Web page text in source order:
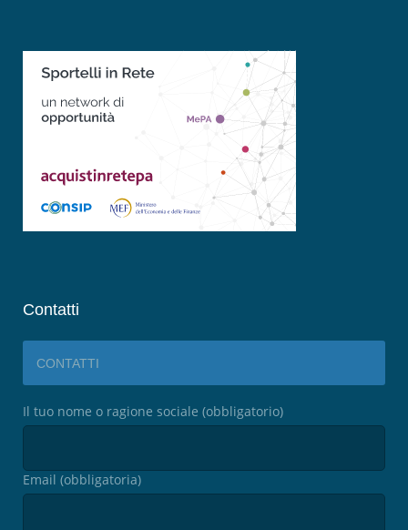
Contatti
CONTATTI
Il tuo nome o ragione sociale (obbligatorio)
Email (obbligatoria)